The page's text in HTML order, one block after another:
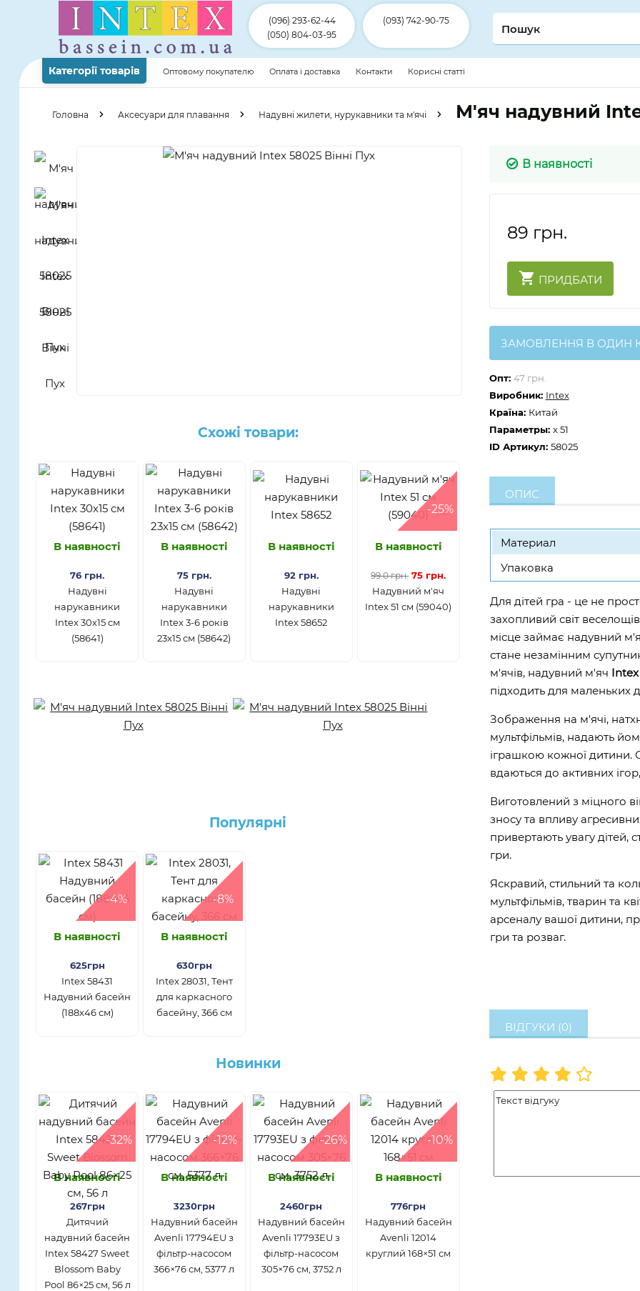
(096) 293-62-44
(050) 804-03-95
(093) 742-90-75
Категорії товарів Оптовому покупателю Оплата і доставка Контакти Корисні статті
Головна Аксесуари для плавання Надувні жилети, нурукавники та м'ячі М'яч надувний
Схожі товари:
В наявності
76 грн.
Надувні
нарукавники
Intex 30х15 см
(58641)
В наявності
75 грн.
Надувні
нарукавники
Intex 3-6 років
23х15 см (58642)
В наявності
92 грн.
​Надувні
нарукавники
Intex 58652
-25%
В наявності
99.0 грн. 75 грн.
Надувний м'яч
Intex 51 см (59040)
Популярнi
-4%
В наявності
625грн
Intex 58431
Надувний басейн
(188х46 см)
-8%
В наявності
630грн
Intex 28031, Тент
для каркасного
басейну, 366 см
Новинки
-32%
В наявності
267грн
Дитячий
надувний басейн
Intex 58427 Sweet
Blossom Baby
Pool 86×25 см, 56 л
-12%
В наявності
3230грн
Надувний басейн
Avenli 17794EU з
фільтр-насосом
366×76 см, 5377 л
-26%
В наявності
2460грн
Надувний басейн
Avenli 17793EU з
фільтр-насосом
305×76 см, 3752 л
-10%
В наявності
776грн
Надувний басейн
Avenli 12014
круглий 168×51 см
В наявності
89 грн.
ПРИДБАТИ
ЗАМОВЛЕННЯ В ОДИН
Опт: 47 грн.
Виробник: Intex
Країна: Китай
Параметры: x 51
ID Артикул: 58025
ОПИС
Материал
Упаковка
Для дітей гра - це не
захопливий світ
місце займає надувний
стане незамінним
м'ячів, надувний м'яч
підходить для маленьких
Зображення на м'ячі,
мультфільмів, надають
іграшкою кожної дитини.
вдаються до активних
Виготовлений з міцного
зносу та впливу
привертають увагу дітей,
гри.
Яскравий, стильний та
мультфільмів, тварин та
арсеналу вашої дитини,
гри та розваг.
ВІДГУКИ (0)